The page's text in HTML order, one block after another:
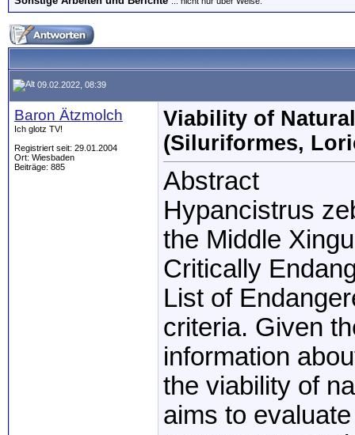
09.02.2022, 08:39
Baron Ätzmolch
Ich glotz TV!
Registriert seit: 29.01.2004
Ort: Wiesbaden
Beiträge: 885
Viability of
(Siluriformes,
Abstract
Hypancistrus
the Middle
Critically
List of
criteria. Given
information
the viability of
aims to